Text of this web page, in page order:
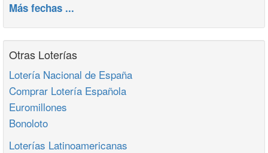
Más fechas ...
Otras Loterías
Lotería Nacional de España
Comprar Lotería Española
Euromillones
Bonoloto
Loterías Latinoamericanas